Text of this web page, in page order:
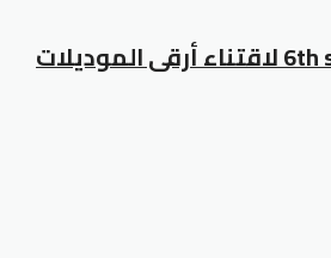
كود خصم 25 6th street لاقتناء أرقى الموديلات